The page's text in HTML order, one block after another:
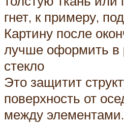
гнет, к примеру,
Картину после
лучше оформить в
стекло
Это защитит
поверхность от
между элементами.